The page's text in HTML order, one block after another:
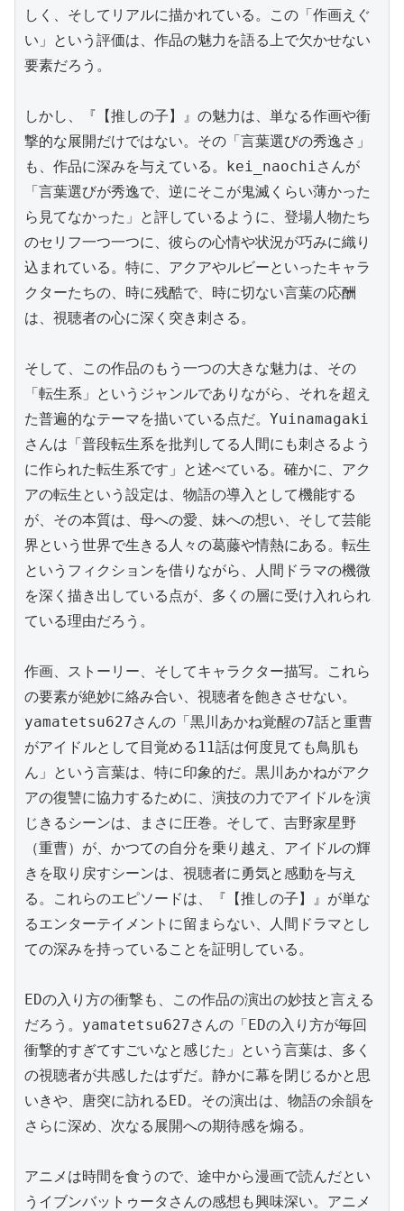
しく、そしてリアルに描かれている。この「作画えぐ
い」という評価は、作品の魅力を語る上で欠かせない
要素だろう。
しかし、『【推しの子】』の魅力は、単なる作画や衝
撃的な展開だけではない。その「言葉選びの秀逸さ」
も、作品に深みを与えている。kei_naochiさんが
「言葉選びが秀逸で、逆にそこが鬼滅くらい薄かった
ら見てなかった」と評しているように、登場人物たち
のセリフ一つ一つに、彼らの心情や状況が巧みに織り
込まれている。特に、アクアやルビーといったキャラ
クターたちの、時に残酷で、時に切ない言葉の応酬
は、視聴者の心に深く突き刺さる。
そして、この作品のもう一つの大きな魅力は、その
「転生系」というジャンルでありながら、それを超え
た普遍的なテーマを描いている点だ。Yuinamagaki
さんは「普段転生系を批判してる人間にも刺さるよう
に作られた転生系です」と述べている。確かに、アク
アの転生という設定は、物語の導入として機能する
が、その本質は、母への愛、妹への想い、そして芸能
界という世界で生きる人々の葛藤や情熱にある。転生
というフィクションを借りながら、人間ドラマの機微
を深く描き出している点が、多くの層に受け入れられ
ている理由だろう。
作画、ストーリー、そしてキャラクター描写。これら
の要素が絶妙に絡み合い、視聴者を飽きさせない。
yamatetsu627さんの「黒川あかね覚醒の7話と重曹
がアイドルとして目覚める11話は何度見ても鳥肌も
ん」という言葉は、特に印象的だ。黒川あかねがアク
アの復讐に協力するために、演技の力でアイドルを演
じきるシーンは、まさに圧巻。そして、吉野家星野
（重曹）が、かつての自分を乗り越え、アイドルの輝
きを取り戻すシーンは、視聴者に勇気と感動を与え
る。これらのエピソードは、『【推しの子】』が単な
るエンターテイメントに留まらない、人間ドラマとし
ての深みを持っていることを証明している。
EDの入り方の衝撃も、この作品の演出の妙技と言える
だろう。yamatetsu627さんの「EDの入り方が毎回
衝撃的すぎてすごいなと感じた」という言葉は、多く
の視聴者が共感したはずだ。静かに幕を閉じるかと思
いきや、唐突に訪れるED。その演出は、物語の余韻を
さらに深め、次なる展開への期待感を煽る。
アニメは時間を食うので、途中から漫画で読んだとい
うイブンバットゥータさんの感想も興味深い。アニメ